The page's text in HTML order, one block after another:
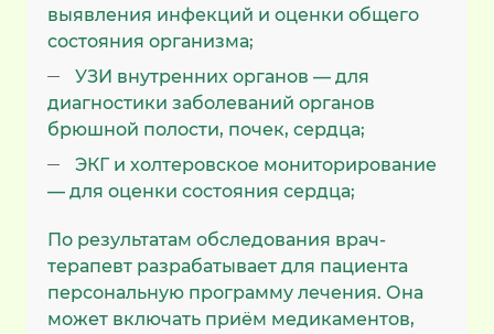
выявления инфекций и оценки общего
состояния организма;
УЗИ внутренних органов — для
диагностики заболеваний органов
брюшной полости, почек, сердца;
ЭКГ и холтеровское мониторирование
— для оценки состояния сердца;
По результатам обследования врач-
терапевт разрабатывает для пациента
персональную программу лечения. Она
может включать приём медикаментов,